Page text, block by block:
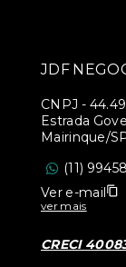
JDF
CNPJ -
Estrada
Mairinque/
(11)
Ver e-mail
ver mais
CRECI